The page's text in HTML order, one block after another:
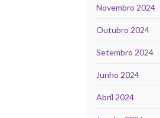
Novembro 2024
Outubro 2024
Setembro 2024
Junho 2024
Abril 2024